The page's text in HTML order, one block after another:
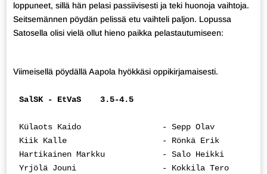
loppuneet, sillä hän pelasi passiivisesti ja teki huonoja vaihtoja.
Seitsemännen pöydän pelissä etu vaihteli paljon. Lopussa
Satosella olisi vielä ollut hieno paikka pelastautumiseen:
Viimeisellä pöydällä Aapola hyökkäsi oppikirjamaisesti.
SalSK - EtVaS    3.5-4.5
Külaots Kaido                 - Sepp Olav
Kiik Kalle                    - Rönkä Erik
Hartikainen Markku            - Salo Heikki
Yrjölä Jouni                  - Kokkila Tero